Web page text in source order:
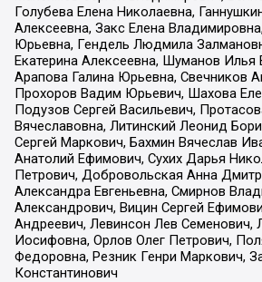
Голубева Елена Николаевна,
Алексеевна, Закс Елена
Юрьевна, Гендель Людмила
Екатерина Алексеевна, Шуманов Илья
Арапова Галина Юрьевна, Свечников
Прохоров Вадим Юрьевич, Шахова
Подузов Сергей Васильевич,
Вячеславовна, Литинский Леонид
Сергей Маркович, Бахмин Вячеслав
Анатолий Ефимович, Сухих Дарья
Петрович, Добровольская Анна
Александра Евгеньевна, Смирнов
Александрович, Вицин Сергей
Андреевич, Левинсон Лев Семенович,
Иосифовна, Орлов Олег Петрович,
Федоровна, Резник Генри Маркович,
Константинович